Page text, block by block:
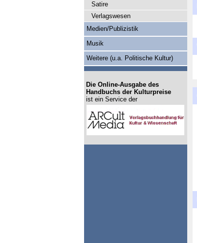
Satire
Verlagswesen
Medien/Publizistik
Musik
Weitere (u.a. Politische Kultur)
Die Online-Ausgabe des
Handbuchs der Kulturpreise
ist ein Service der